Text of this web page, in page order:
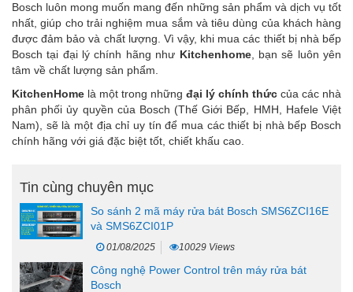
Bosch luôn mong muốn mang đến những sản phẩm và dịch vụ tốt
nhất, giúp cho trải nghiệm mua sắm và tiêu dùng của khách hàng
được đảm bảo và chất lượng. Vì vậy, khi mua các thiết bị nhà bếp
Bosch tại đại lý chính hãng như Kitchenhome, bạn sẽ luôn yên
tâm về chất lượng sản phẩm.
KitchenHome là một trong những đại lý chính thức của các nhà
phân phối ủy quyền của Bosch (Thế Giới Bếp, HMH, Hafele Việt
Nam), sẽ là một địa chỉ uy tín để mua các thiết bị nhà bếp Bosch
chính hãng với giá đặc biệt tốt, chiết khấu cao.
Tin cùng chuyên mục
So sánh 2 mã máy rửa bát Bosch SMS6ZCI16E
và SMS6ZCI01P
01/08/2025 10029 Views
Công nghệ Power Control trên máy rửa bát
Bosch